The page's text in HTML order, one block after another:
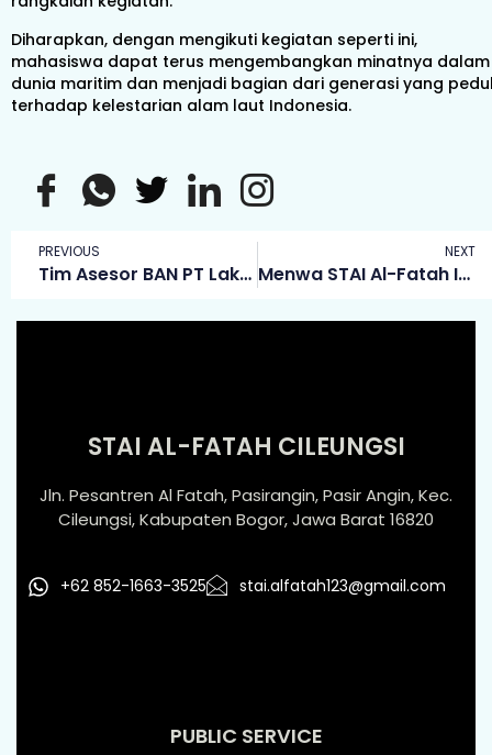
Diharapkan, dengan mengikuti kegiatan seperti ini,
mahasiswa dapat terus mengembangkan minatnya dalam
dunia maritim dan menjadi bagian dari generasi yang
terhadap kelestarian alam laut Indonesia.
PREVIOUS
Tim Asesor BAN PT Lakukan Visitasi Akreditasi STAI Al-Fatah
NEXT
Menwa STAI Al-Fatah Ikuti Pelatihan Tembak Reaksi IPSC di Batalyon Zeni 13 Konstruksi
STAI AL-FATAH CILEUNGSI
Jln. Pesantren Al Fatah, Pasirangin, Pasir Angin, Kec.
Cileungsi, Kabupaten Bogor, Jawa Barat 16820
+62 852-1663-3525 stai.alfatah123@gmail.com
PUBLIC SERVICE